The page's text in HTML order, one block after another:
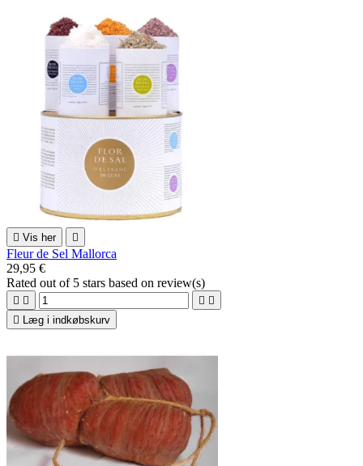
 Vis her 
Fleur de Sel Mallorca
29,95 €
Rated out of 5 stars based on review(s)
   

Læg i indkøbskurv